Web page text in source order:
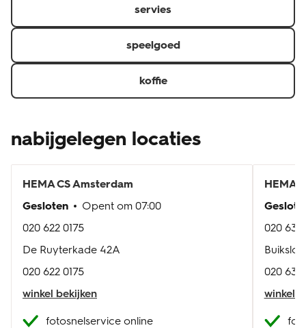
servies
speelgoed
koffie
nabijgelegen locaties
HEMACS Amsterdam
Gesloten
Opent om 07:00
020 622 0175
De Ruyterkade 42A
020 622 0175
winkel bekijken
fotosnelservice online
HEMA
020 637
020 637
winkel